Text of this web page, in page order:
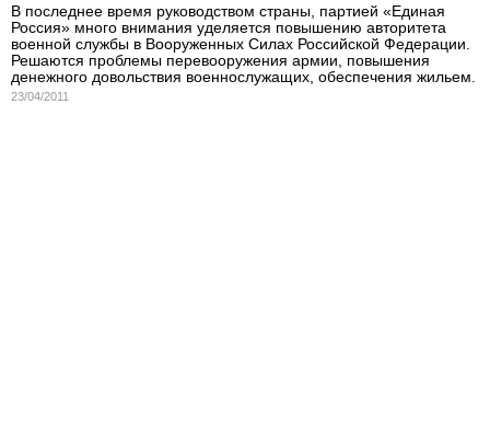
В последнее время руководством страны, партией «Единая
Россия» много внимания уделяется повышению авторитета
военной службы в Вооруженных Силах Российской Федерации.
Решаются проблемы перевооружения армии, повышения
денежного довольствия военнослужащих, обеспечения жильем.
23/04/2011